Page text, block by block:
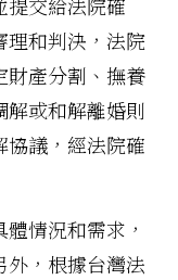
理和判決，法院
財產分割、撫養
解或和解離婚則
協議，經法院確
情況和需求，
外，根據台灣法